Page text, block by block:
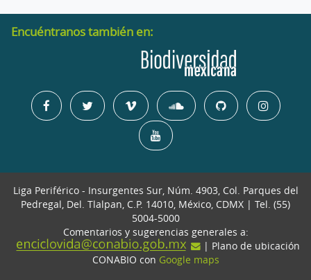
Encuéntranos también en:
Liga Periférico - Insurgentes Sur, Núm. 4903, Col. Parques del
Pedregal, Del. Tlalpan, C.P. 14010, México, CDMX | Tel. (55)
5004-5000
Comentarios y sugerencias generales a:
| Plano de ubicación
CONABIO con Google maps